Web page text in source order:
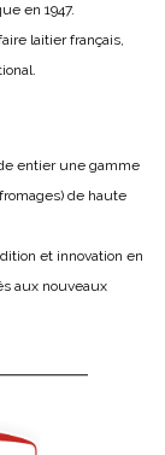
en 1947.
laitier français,
entier une gamme
de haute
et innovation en
aux nouveaux